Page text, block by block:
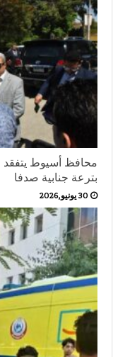
محافظ أسيوط
بترعة جنابية صدفا
30 يونيو,2026